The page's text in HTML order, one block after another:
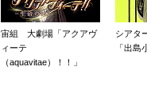
宙組 大劇場「アクアヴ
ィーテ
（aquavitae）！！」
シアタ
「出島